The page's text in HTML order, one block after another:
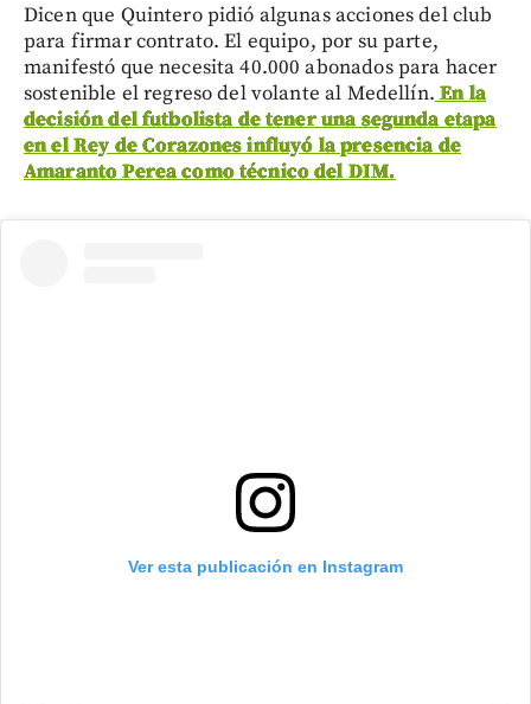
Dicen que Quintero pidió algunas acciones del club
para firmar contrato. El equipo, por su parte,
manifestó que necesita 40.000 abonados para hacer
sostenible el regreso del volante al Medellín. En la
decisión del futbolista de tener una segunda etapa
en el Rey de Corazones influyó la presencia de
Amaranto Perea como técnico del DIM.
Ver esta publicación en Instagram